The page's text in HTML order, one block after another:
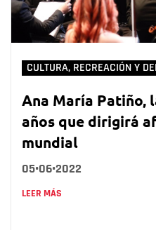
CULTURA, RECREACIÓN Y
Ana María Patiño,
años que dirigirá
mundial
05•06•2022
LEER MÁS